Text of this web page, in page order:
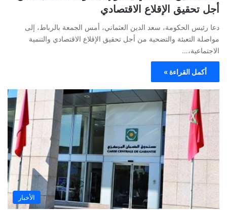
أجل تحقيق الإقلاع الاقتصادي
دعا رئيس الحكومة، سعد الدين العثماني، أمس الجمعة بالرباط، إلى
مواصلة التعبئة والتضحية من أجل تحقيق الإقلاع الاقتصادي والتنمية
الاجتماعية،…
أكمل القراءة »
الأخبار